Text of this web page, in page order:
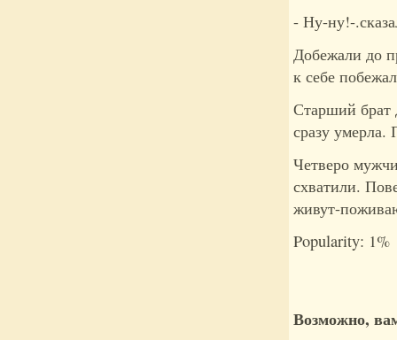
- Ну-ну!-
Добежали до
к себе
Старший брат
сразу умерла.
Четверо
схватили.
живут-
Popularity: 1%
Возможно,